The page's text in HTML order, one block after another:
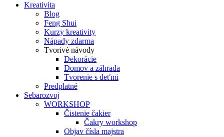
Kreativita
Blog
Feng Shui
Kurzy kreativity
Nápady zdarma
Tvorivé návody
Dekorácie
Domov a záhrada
Tvorenie s deťmi
Predplatné
Sebarozvoj
WORKSHOP
Čistenie čakier
Čakry workshop
Objav čísla majstra